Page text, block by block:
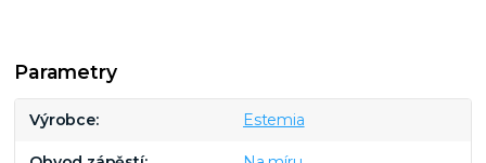
Parametry
Výrobce Estemia